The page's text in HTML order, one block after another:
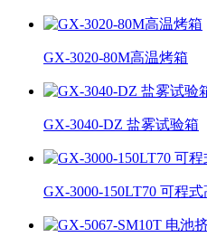
GX-3020-80M高温烤箱
GX-3040-DZ 盐雾试验箱
GX-3000-150LT70 可程